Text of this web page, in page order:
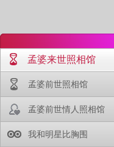
孟婆来世照相馆
孟婆前世照相馆
孟婆前世情人照相馆
我和明星比胸围